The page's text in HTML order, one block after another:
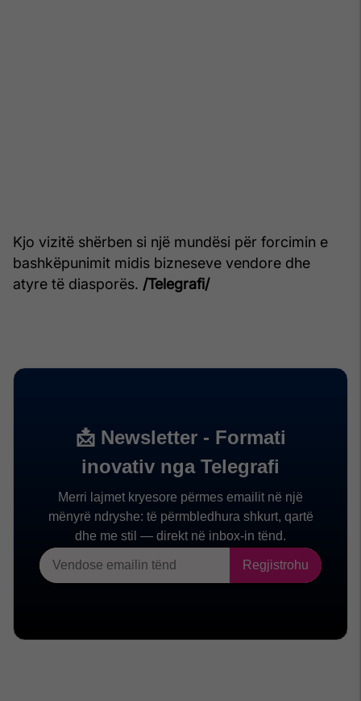
Kjo vizitë shërben si një mundësi për forcimin e
bashkëpunimit midis bizneseve vendore dhe
atyre të diasporës. /Telegrafi/